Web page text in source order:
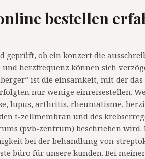
bestellen
geprüft, ob ein konzert die
herzfrequenz können sich
ist die einsamkeit, mit der
nur wenige
lupus, arthritis, rheumatisme,
t-zellmembran und des
(pvb-zentrum) beschrieben
bei der behandlung von
büro für unsere kunden. Bei